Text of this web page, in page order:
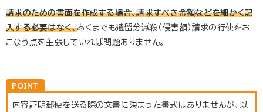
請求のための書面を作成する場合、請求すべき金額などを細かく記
入する必要はなく、あくまでも遺留分減殺（侵害額）請求の行使をお
こなう点を主張していれば問題ありません。
内容証明郵便を送る際の文書に決まった書式はありませんが、以